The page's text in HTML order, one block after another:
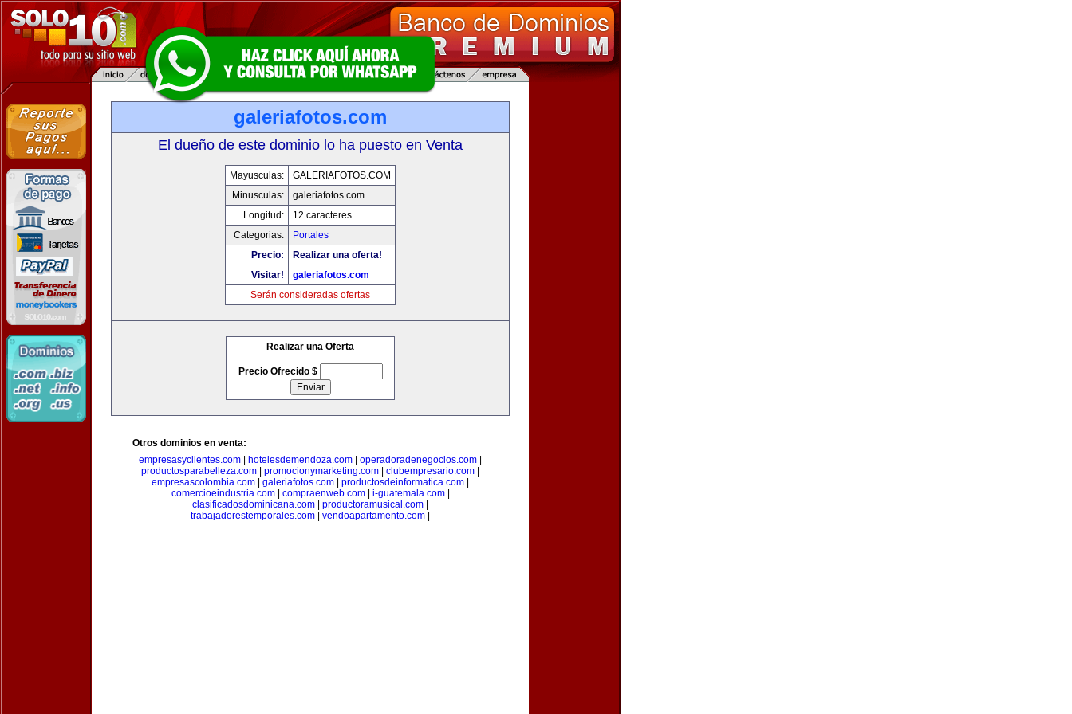
galeriafotos.com
El dueño de este dominio lo ha puesto en Venta
Mayusculas:
GALERIAFOTOS.COM
Minusculas:
galeriafotos.com
Longitud:
12 caracteres
Categorias:
Portales
Precio:
Realizar una oferta!
Visitar!
galeriafotos.com
Serán consideradas ofertas
Realizar una Oferta
Precio Ofrecido $
Otros dominios en venta:
empresasyclientes.com
hotelesdemendoza.com operadoradenegocios.com
productosparabelleza.com
promocionymarketing.com clubempresario.com
empresascolombia.com
galeriafotos.com productosdeinformatica.com
comercioeindustria.com| compraenweb.com| i-guatemala.com|
clasificadosdominicana.com
productoramusical.com
trabajadorestemporales.com
vendoapartamento.com